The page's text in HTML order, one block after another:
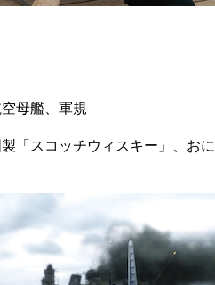
母艦、軍規
「スコッチウィスキー」、おに